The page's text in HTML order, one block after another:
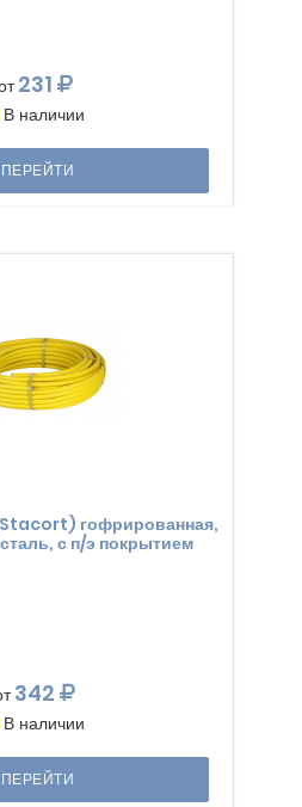
231
В наличии
ПЕРЕЙТИ
гофрированная,
с п/э покрытием
342
В наличии
ПЕРЕЙТИ